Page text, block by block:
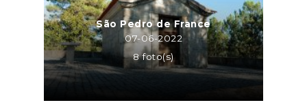
São Pedro de France
07-06-2022
8 foto(s)